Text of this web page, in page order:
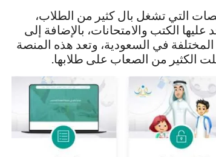
التي تشغل بال كثير من الطلاب،
الكتب والامتحانات، بالإضافة إلى
المختلفة في السعودية، وتعد هذه المنصة
الكثير من الصعاب على طلابها.